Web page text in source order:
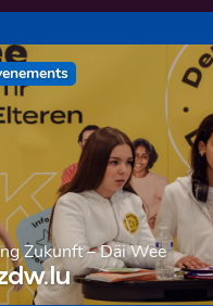
Zukunft – Däi Wee